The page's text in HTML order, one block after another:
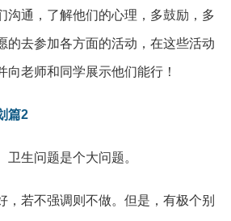
沟通，了解他们的心理，多鼓励，多
的去参加各方面的活动，在这些活动
向老师和同学展示他们能行！
篇2
卫生问题是个大问题。
，若不强调则不做。但是，有极个别